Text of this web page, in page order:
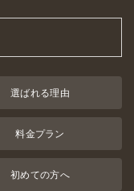
選ばれる理由
料金プラン
初めての方へ